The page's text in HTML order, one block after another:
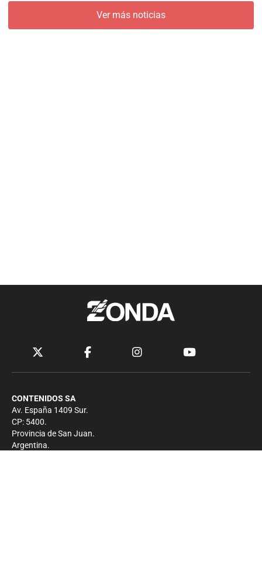
Ver más noticias
CONTENIDOS SA
Av. España 1409 Sur.
CP: 5400.
Provincia de San Juan.
Argentina.